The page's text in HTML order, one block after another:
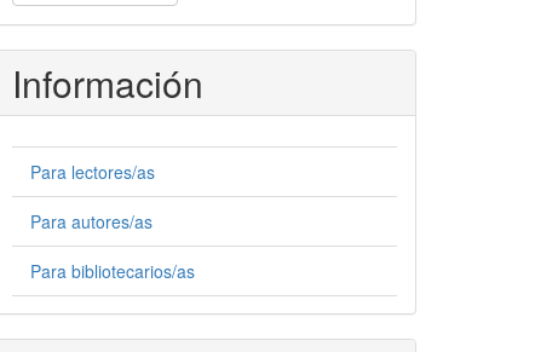
Información
Para lectores/as
Para autores/as
Para bibliotecarios/as